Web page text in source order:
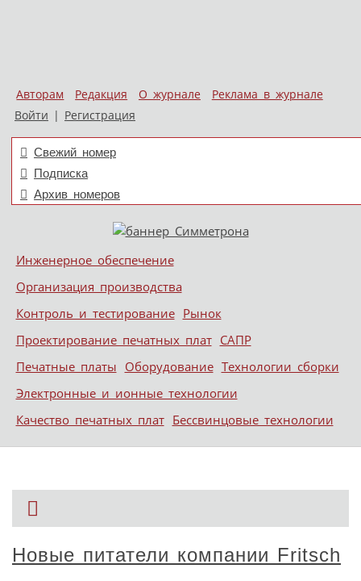
Авторам Редакция О журнале
Реклама в журнале
Войти | Регистрация
Свежий номер
Подписка
Архив номеров
Меню
Skip to content
Инженерное обеспечение
Организация производства
Контроль и тестирование Рынок
Проектирование печатных плат САПР
Печатные платы Оборудование Технологии сборки
Электронные и ионные технологии
Качество печатных плат Бессвинцовые технологии
Новые питатели компании Fritsch